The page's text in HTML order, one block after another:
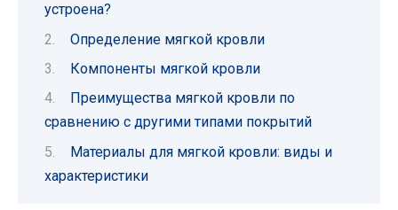
устроена?
Определение мягкой кровли
Компоненты мягкой кровли
Преимущества мягкой кровли по
сравнению с другими типами покрытий
Материалы для мягкой кровли: виды и
характеристики